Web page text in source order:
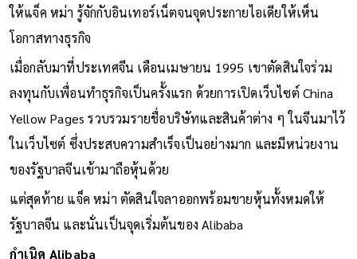
ให้แจ็ค หม่า รู้จักกับอินเทอร์เน็ตจนจุดประกายไอเดียให้เห็น
โอกาสทางธุรกิจ
เมื่อกลับมาที่ประเทศจีน เดือนเมษายน 1995 เขาตัดสินใจร่วม
ลงทุนกับเพื่อนทำธุรกิจเป็นครั้งแรก ด้วยการเปิดเว็บไซต์ China
Yellow Pages รวบรวมรายชื่อบริษัทและสินค้าต่าง ๆ ในจีนมาไว้
ในเว็บไซต์ ซึ่งประสบความสำเร็จเป็นอย่างมาก และมีหน่วยงาน
ของรัฐบาลจีนเข้ามาถือหุ้นด้วย
แต่สุดท้าย แจ็ค หม่า ตัดสินใจลาออกพร้อมขายหุ้นทั้งหมดให้
รัฐบาลจีน และนั่นเป็นจุดเริ่มต้นของ Alibaba
กำเนิด Alibaba